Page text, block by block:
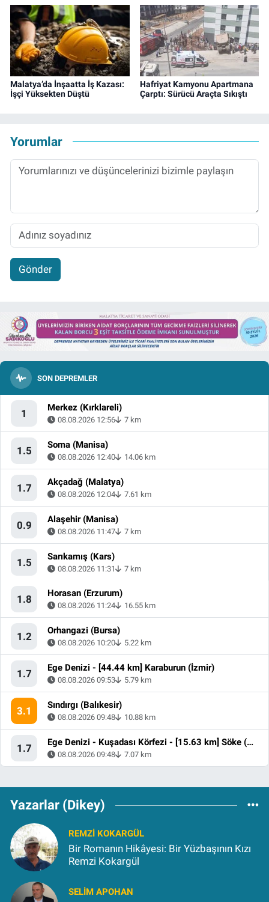
Malatya’da İnşaatta İş Kazası:
İşçi Yüksekten Düştü
Hafriyat Kamyonu Apartmana
Çarptı: Sürücü Araçta Sıkıştı
Yorumlar
Gönder
SON DEPREMLER
1 Merkez (Kırklareli)
08.08.2026 12:56 7 km
1.5 Soma (Manisa)
08.08.2026 12:40 14.06 km
1.7 Akçadağ (Malatya)
08.08.2026 12:04 7.61 km
0.9 Alaşehir (Manisa)
08.08.2026 11:47 7 km
1.5 Sarıkamış (Kars)
08.08.2026 11:31 7 km
1.8 Horasan (Erzurum)
08.08.2026 11:24 16.55 km
1.2 Orhangazi (Bursa)
08.08.2026 10:20 5.22 km
1.7 Ege Denizi - [44.44 km] Karaburun (İzmir)
08.08.2026 09:53 5.79 km
3.1 Sındırgı (Balıkesir)
08.08.2026 09:48 10.88 km
1.7 Ege Denizi - Kuşadası Körfezi - [15.63 km] Söke (Aydın)
08.08.2026 09:48 7.07 km
Yazarlar (Dikey)
REMZI KOKARGÜL
Bir Romanın Hikâyesi: Bir Yüzbaşının Kızı
Remzi Kokargül
SELIM APOHAN